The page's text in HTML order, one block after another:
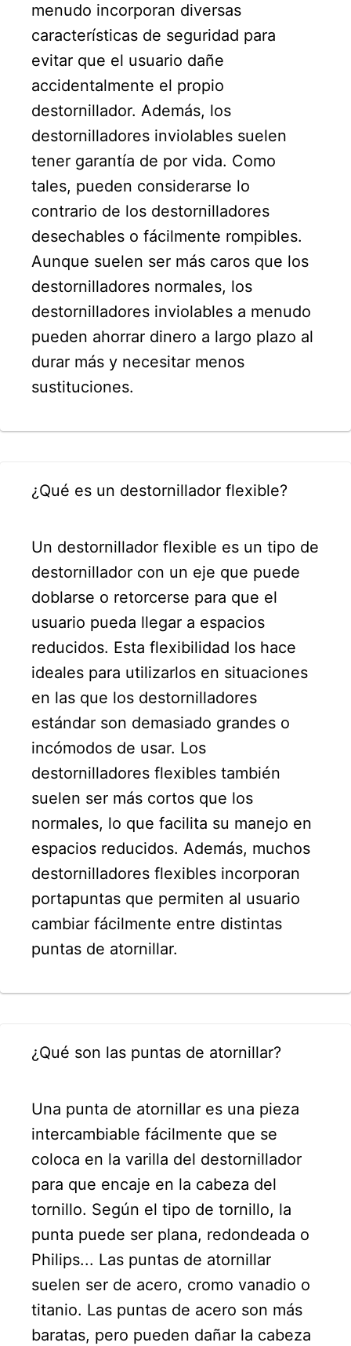
menudo incorporan diversas
características de seguridad para
evitar que el usuario dañe
accidentalmente el propio
destornillador. Además, los
destornilladores inviolables suelen
tener garantía de por vida. Como
tales, pueden considerarse lo
contrario de los destornilladores
desechables o fácilmente rompibles.
Aunque suelen ser más caros que los
destornilladores normales, los
destornilladores inviolables a menudo
pueden ahorrar dinero a largo plazo al
durar más y necesitar menos
sustituciones.
¿Qué es un destornillador flexible?
Un destornillador flexible es un tipo de
destornillador con un eje que puede
doblarse o retorcerse para que el
usuario pueda llegar a espacios
reducidos. Esta flexibilidad los hace
ideales para utilizarlos en situaciones
en las que los destornilladores
estándar son demasiado grandes o
incómodos de usar. Los
destornilladores flexibles también
suelen ser más cortos que los
normales, lo que facilita su manejo en
espacios reducidos. Además, muchos
destornilladores flexibles incorporan
portapuntas que permiten al usuario
cambiar fácilmente entre distintas
puntas de atornillar.
¿Qué son las puntas de atornillar?
Una punta de atornillar es una pieza
intercambiable fácilmente que se
coloca en la varilla del destornillador
para que encaje en la cabeza del
tornillo. Según el tipo de tornillo, la
punta puede ser plana, redondeada o
Philips... Las puntas de atornillar
suelen ser de acero, cromo vanadio o
titanio. Las puntas de acero son más
baratas, pero pueden dañar la cabeza